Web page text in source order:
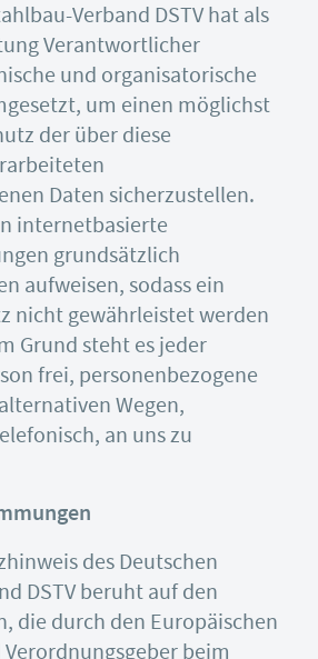
Verband DSTV hat als
Verantwortlicher
und organisatorische
um einen möglichst
der über diese
Daten sicherzustellen.
internetbasierte
grundsätzlich
aufweisen, sodass ein
nicht gewährleistet werden
Grund steht es jeder
frei, personenbezogene
Wegen,
an uns zu
des Deutschen
DSTV beruht auf den
die durch den Europäischen
beim